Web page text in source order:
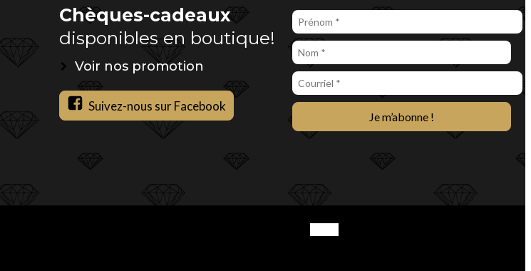
Chèques-cadeaux
disponibles en boutique!
Voir nos promotion
Suivez-nous sur Facebook